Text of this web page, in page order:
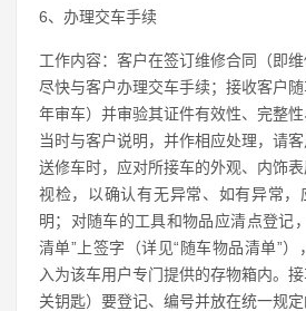
6、办理交车手续
工作内容：客户在签订维修合同（即
尽快与客户办理交车手续；接收客户随
年审车）并审验其证件有效性、完整
当时与客户说明，并作相应处理，请
送修车时，应对所接车的外观、内饰
视检，以确认有无异常、如有异常，
明；对随车的工具和物品应清点登记
清单”上签字（详见“随车物品清单”
入为该车用户专门提供的存物箱内。
关钥匙）要登记、编号并放在统一规